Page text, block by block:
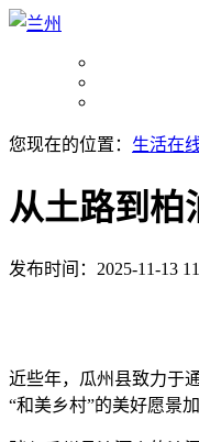
您现在的位置： 生活在
从土路到柏
发布时间：2025-11-13
近些年，瓜州县致力于
“和美乡村”的美好愿景